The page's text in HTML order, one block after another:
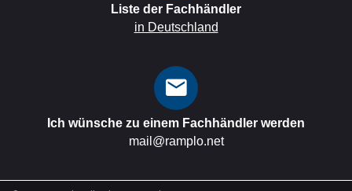
Liste der Fachhändler
in Deutschland
Ich wünsche zu einem Fachhändler werden
mail@ramplo.net